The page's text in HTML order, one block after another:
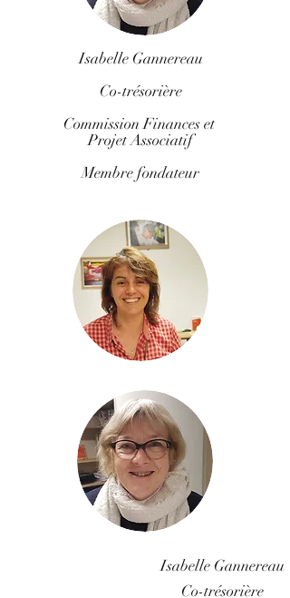
Isabelle Gannereau
Co-trésorière
Commission Finances et
Projet Associatif
Membre fondateur
Isabelle Gannereau
Co-trésorière